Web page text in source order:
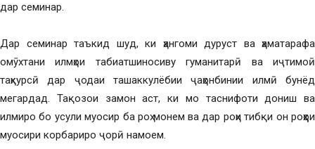
дар семинар.
Дар семинар таъкид шуд, ки ҳангоми дуруст ва ҳаматарафа
омӯхтани илмҳои табиатшиносиву гуманитарӣ ва иҷтимоӣ
таҳкурсӣ дар ҷодаи ташаккулёбии ҷаҳонбинии илмӣ бунёд
мегардад. Тақозои замон аст, ки мо таснифоти дониш ва
илмиро бо усули муосир ба роҳ монем ва дар роҳи тибқи он роҳҳои
муосири корбариро ҷорӣ намоем.